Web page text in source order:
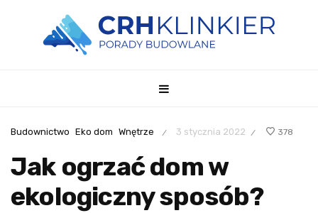
Budownictwo Eko dom Wnętrze / 3 stycznia 2022 / 378
Jak ogrzać dom w
ekologiczny sposób?